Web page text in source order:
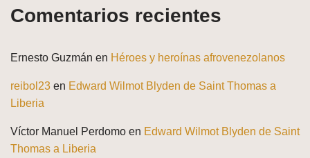
Comentarios recientes
Ernesto Guzmán en Héroes y heroínas afrovenezolanos
reibol23 en Edward Wilmot Blyden de Saint Thomas a
Liberia
Víctor Manuel Perdomo en Edward Wilmot Blyden de Saint
Thomas a Liberia